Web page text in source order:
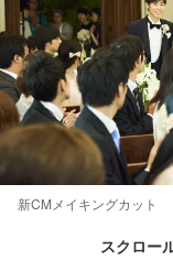
新CMメイキングカット
スクロー